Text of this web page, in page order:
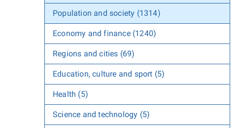
Population and society (1314)
Economy and finance (1240)
Regions and cities (69)
Education, culture and sport (5)
Health (5)
Science and technology (5)